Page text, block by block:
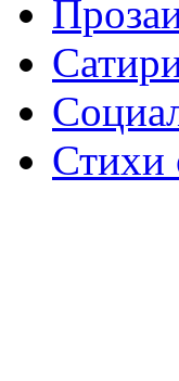
Стихи